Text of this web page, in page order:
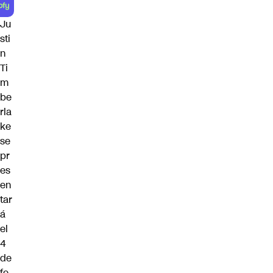
Ju
sti
n
Ti
m
be
rla
ke
se
pr
es
en
tar
á
el
4
de